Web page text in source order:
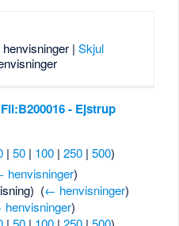
henvisninger | Skjul
Fil:B200016 - Ejstrup
|50 | 100 |250 |500)
henvisninger)
(← henvisninger)
)